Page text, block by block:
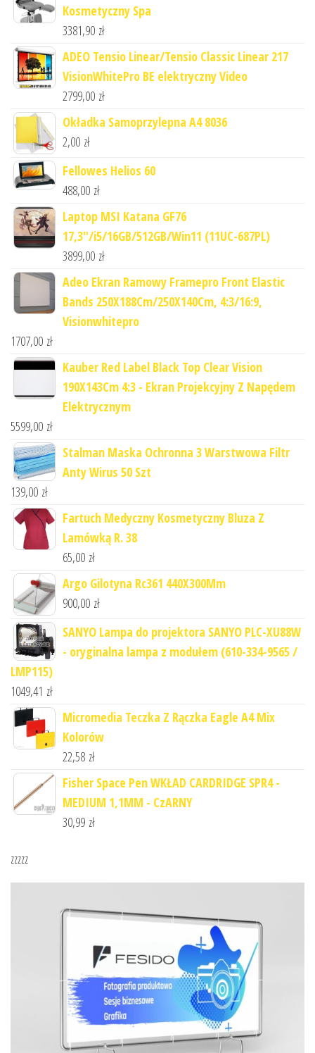
Kosmetyczny Spa
3381,90 zł
ADEO Tensio Linear/Tensio Classic Linear 217
VisionWhitePro BE elektryczny Video
2799,00 zł
Okładka Samoprzylepna A4 8036
2,00 zł
Fellowes Helios 60
488,00 zł
Laptop MSI Katana GF76
17,3"/i5/16GB/512GB/Win11 (11UC-687PL)
3899,00 zł
Adeo Ekran Ramowy Framepro Front Elastic
Bands 250X188Cm/250X140Cm, 4:3/16:9,
Visionwhitepro
1707,00 zł
Kauber Red Label Black Top Clear Vision
190X143Cm 4:3 - Ekran Projekcyjny Z Napędem
Elektrycznym
5599,00 zł
Stalman Maska Ochronna 3 Warstwowa Filtr
Anty Wirus 50 Szt
139,00 zł
Fartuch Medyczny Kosmetyczny Bluza Z
Lamówką R. 38
65,00 zł
Argo Gilotyna Rc361 440X300Mm
900,00 zł
SANYO Lampa do projektora SANYO PLC-XU88W
- oryginalna lampa z modułem (610-334-9565 /
LMP115)
1049,41 zł
Micromedia Teczka Z Rączka Eagle A4 Mix
Kolorów
22,58 zł
Fisher Space Pen WKŁAD CARDRIDGE SPR4 -
MEDIUM 1,1MM - CzARNY
30,99 zł
zzzzz